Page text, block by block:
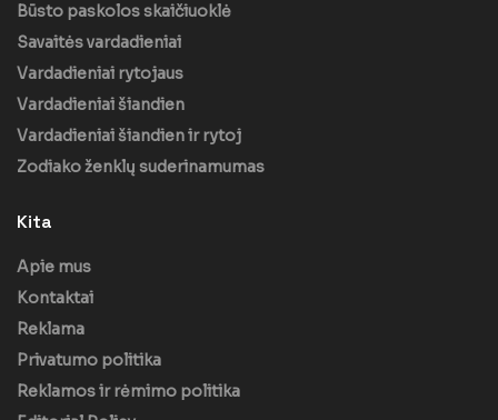
Būsto paskolos skaičiuoklė
Savaitės vardadieniai
Vardadieniai rytojaus
Vardadieniai šiandien
Vardadieniai šiandien ir rytoj
Zodiako ženklų suderinamumas
Kita
Apie mus
Kontaktai
Reklama
Privatumo politika
Reklamos ir rėmimo politika